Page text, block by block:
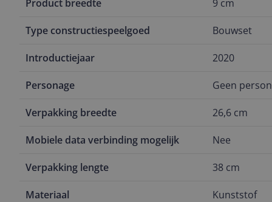
Product breedte 9 cm
Type constructiespeelgoed Bouwset
Introductiejaar 2020
Personage Geen
Verpakking breedte 26,6 cm
Mobiele data verbinding mogelijk Nee
Verpakking lengte 38 cm
Materiaal Kunststof